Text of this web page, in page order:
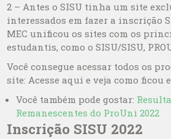
2 – Antes o SISU tinha um site
interessados em fazer a inscrição
MEC unificou os sites com os
estudantis, como o SISU/SISU,
Você consegue acessar todos os
site: Acesse aqui e veja como ficou
Você também pode gostar:
Remanescentes do ProUni 2022
Inscrição SISU 2022